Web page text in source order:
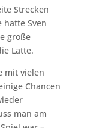
Strecken
Sven
große
Latte.
mit vielen
Chancen
man am